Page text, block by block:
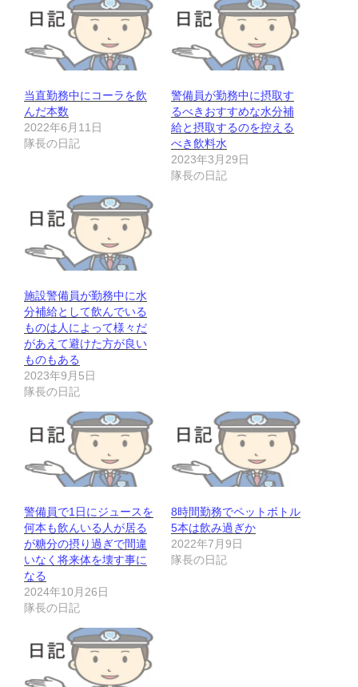
当直勤務中にコーラを飲
んだ本数
2022年6月11日
隊長の日記
警備員が勤務中に摂取す
るべきおすすめな水分補
給と摂取するのを控える
べき飲料水
2023年3月29日
隊長の日記
施設警備員が勤務中に水
分補給として飲んでいる
ものは人によって様々だ
があえて避けた方が良い
ものもある
2023年9月5日
隊長の日記
警備員で1日にジュースを
何本も飲んいる人が居る
が糖分の摂り過ぎで間違
いなく将来体を壊す事に
なる
2024年10月26日
隊長の日記
8時間勤務でペットボトル
5本は飲み過ぎか
2022年7月9日
隊長の日記